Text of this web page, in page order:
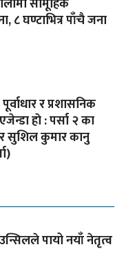
८ घण्टाभित्र पाँचै जना
र प्रशासनिक
हाे : पर्सा २ का
सुशिल कुमार कानु
पायो नयाँ नेतृत्व